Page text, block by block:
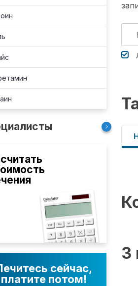
сейчас,
платите потом!
3